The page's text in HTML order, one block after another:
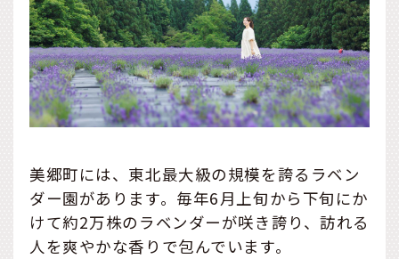
美郷町には、東北最大級の規模を誇るラベン
ダー園があります。毎年6月上旬から下旬にか
けて約2万株のラベンダーが咲き誇り、訪れる
人を爽やかな香りで包んでいます。